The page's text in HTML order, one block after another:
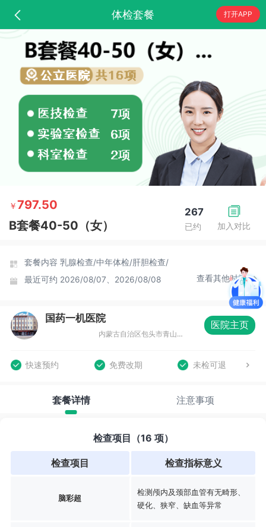
体检套餐 打开APP
加入对比
267
已约
￥797.50
B套餐40-50（女）
套餐内容 乳腺检查/中年体检/肝胆检查/
最近可约 2026/08/07、2026/08/08 查看其他时间
国药一机医院
内蒙古自治区包头市青山区自由路与青山路丁字路口(一机医院斜对面)
医院主页
快速预约 免费改期 未检可退
套餐详情 注意事项
检查项目（16 项）
检查项目 检查指标意义
脑彩超
检测颅内及颈部血管有无畸形、
硬化、狭窄、缺血等异常